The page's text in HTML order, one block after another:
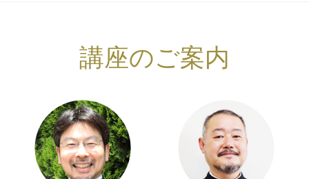
講座のご案内